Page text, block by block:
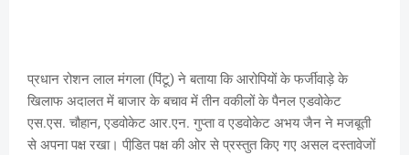
प्रधान रोशन लाल मंगला (पिंटू) ने बताया कि आरोपियों के फर्जीवाड़े के
खिलाफ अदालत में बाजार के बचाव में तीन वकीलों के पैनल एडवोकेट
एस.एस. चौहान, एडवोकेट आर.एन. गुप्ता व एडवोकेट अभय जैन ने मजबूती
से अपना पक्ष रखा। पीडि़त पक्ष की ओर से प्रस्तुत किए गए असल दस्तावेजों